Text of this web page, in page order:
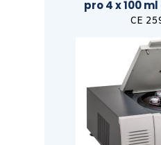
pro 4 x 100
CE